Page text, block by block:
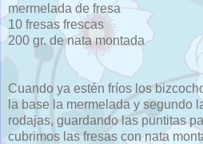
mermelada de fresa
10 fresas frescas
200 gr. de nata montada
Cuando ya estén fríos los
la base la mermelada y segundo
rodajas, guardando las puntitas
cubrimos las fresas con nata